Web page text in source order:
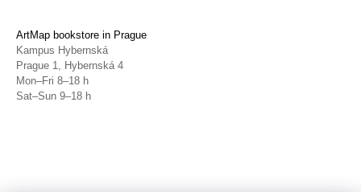
ArtMap bookstore in Prague
Kampus Hybernská
Prague 1, Hybernská 4
Mon–Fri 8–18 h
Sat–Sun 9–18 h